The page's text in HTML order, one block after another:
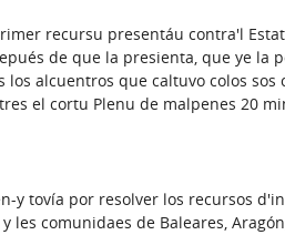
recursu presentáu contra'l
de que la presienta, que ye la
alcuentros que caltuvo colos
el cortu Plenu de malpenes 20
y tovía por resolver los recursos
les comunidaes de Baleares,